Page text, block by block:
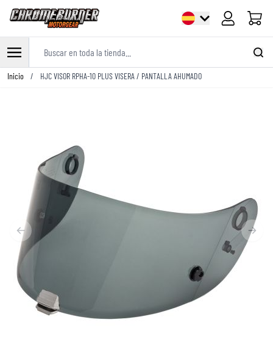
Ir al contenido
Inicio / HJC VISOR RPHA-10 PLUS VISERA / PANTALLA AHUMADO